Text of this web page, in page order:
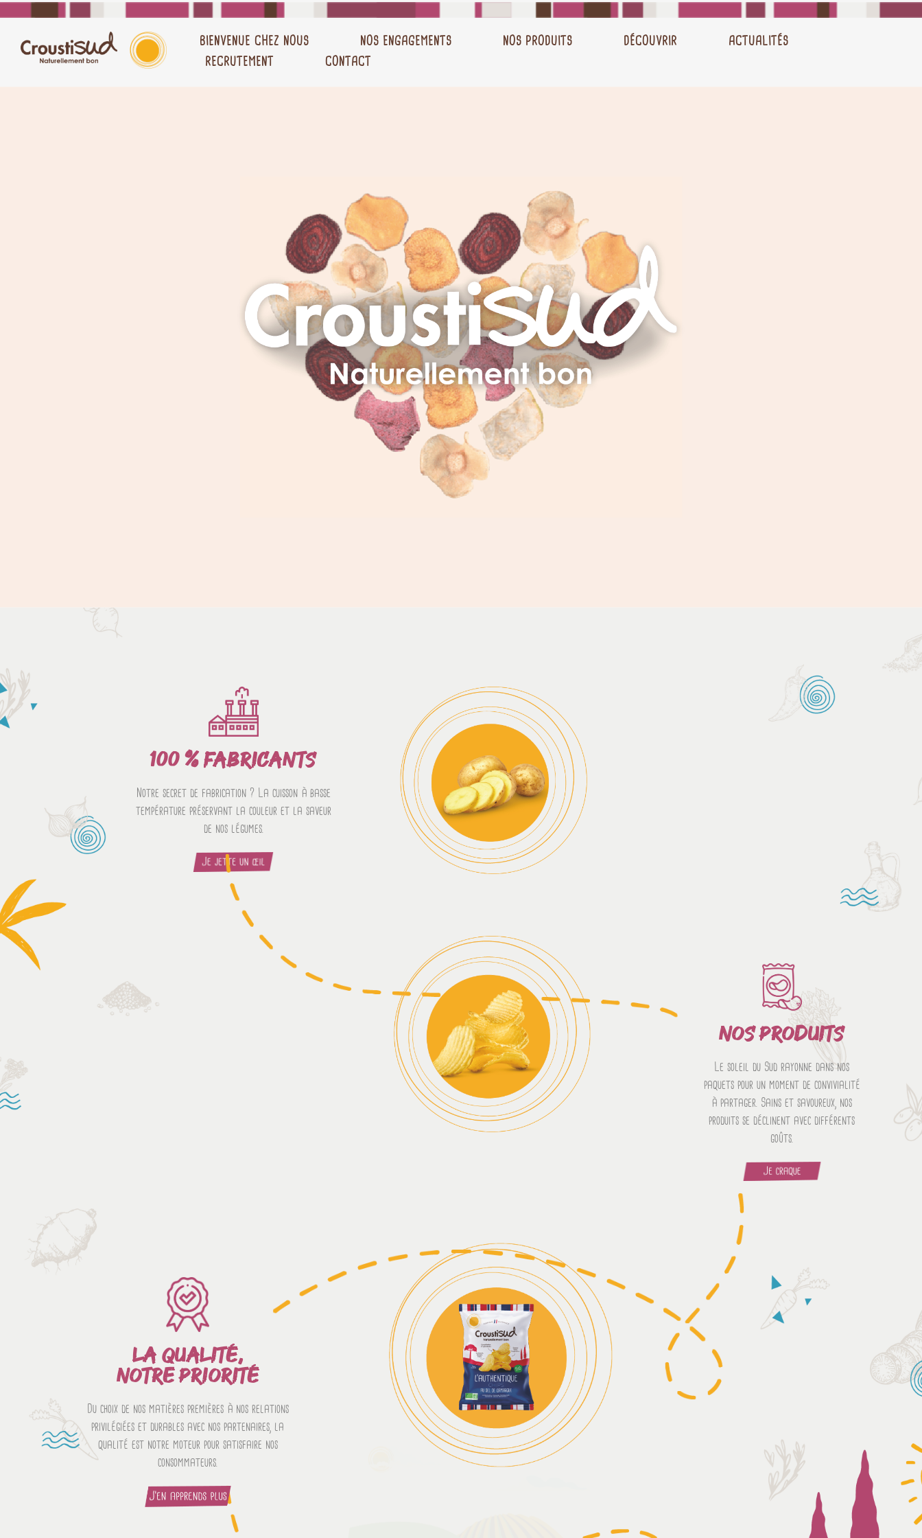
BIENVENUE CHEZ NOUS NOS ENGAGEMENTS NOS PRODUITS DÉCOUVRIR
ACTUALITÉS
RECRUTEMENT
CONTACT
100 % FABRICANTS
Notre secret de fabrication ? La cuisson à basse
température préservant la couleur et la saveur
de nos légumes.
NOS PRODUITS
Le soleil du Sud rayonne dans nos
paquets pour un moment de convivialité
à partager. Sains et savoureux, nos
produits se déclinent avec différents
goûts.
LA QUALITÉ,
NOTRE PRIORITÉ
Du choix de nos matières premières à nos relations
privilégiées et durables avec nos partenaires, la
qualité est notre moteur pour satisfaire nos
consommateurs.